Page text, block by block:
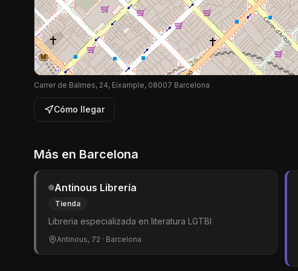
Carrer de Balmes, 24, Eixample, 08007 Barcelona
Cómo llegar
Más en Barcelona
Antinous Librería
Tienda
Libreria especializada en literatura LGTBI
Antinous, 72 · Barcelona